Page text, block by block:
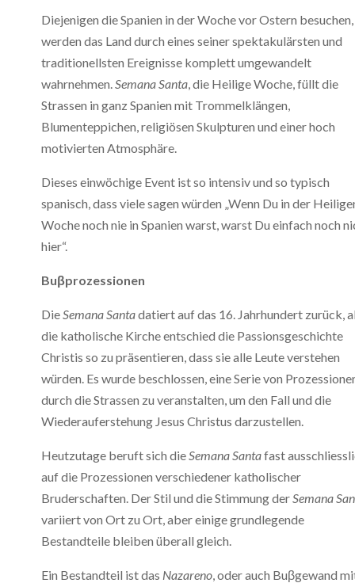
Diejenigen die Spanien in der Woche vor Ostern besuchen,
werden das Land durch eines seiner spektakulärsten und
traditionellsten Ereignisse komplett umgewandelt
wahrnehmen.Semana Santa, die Heilige Woche, füllt die
Strassen in ganz Spanien mit Trommelklängen,
Blumenteppichen, religiösen Skulpturen und einer hoch
motivierten Atmosphäre.
Dieses einwöchige Event ist so intensiv und so typisch
spanisch, dass viele sagen würden „Wenn Du in der
Woche noch nie in Spanien warst, warst Du einfach noch
hier“.
Buβprozessionen
DieSemana Santadatiert auf das 16. Jahrhundert zurück,
die katholische Kirche entschied die Passionsgeschichte
Christis so zu präsentieren, dass sie alle Leute verstehen
würden. Es wurde beschlossen, eine Serie von
durch die Strassen zu veranstalten, um den Fall und die
Wiederauferstehung Jesus Christus darzustellen.
Heutzutage beruft sich dieSemana Santafast
auf die Prozessionen verschiedener katholischer
Bruderschaften. Der Stil und die Stimmung derSemana
variiert von Ort zu Ort, aber einige grundlegende
Bestandteile bleiben überall gleich.
Ein Bestandteil ist das Nazareno, oder auch Buβgewand